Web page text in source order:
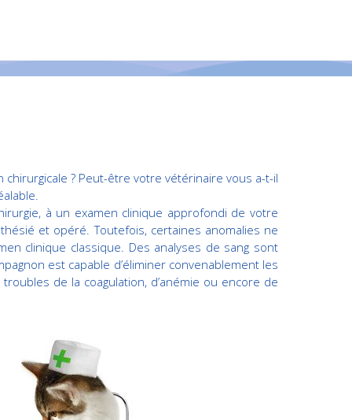
? Peut-être votre vétérinaire vous a-t-il
à un examen clinique approfondi de votre
et opéré. Toutefois, certaines anomalies ne
clinique classique. Des analyses de sang sont
est capable d’éliminer convenablement les
de la coagulation, d’anémie ou encore de